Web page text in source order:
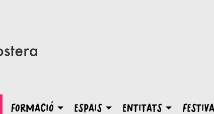
FORMACIÓ ESPAIS ENTITATS